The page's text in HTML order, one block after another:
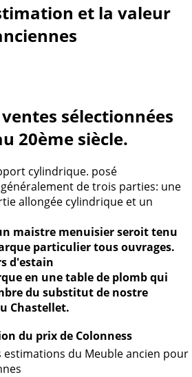
et la valeur
sélectionnées
20ème siècle.
cylindrique. posé
de trois parties: une
allongée cylindrique et un
maistre menuisier seroit tenu
particulier tous ouvrages.
d'estain
en une table de plomb qui
du substitut de nostre
Chastellet.
du prix de Colonness
estimations du Meuble ancien pour